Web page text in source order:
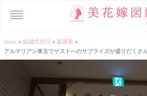
farny > 結婚式当日 > 披露宴 >
アルマリアン東京でゲストへのサプライズが盛りだくさ